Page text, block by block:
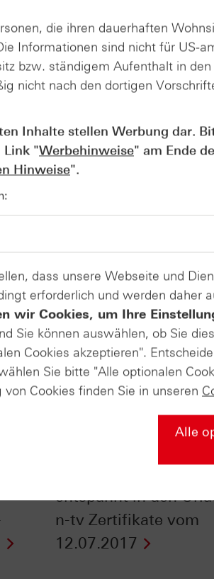
Blick ins Kleingedruckte:
bei Derivaten -
04.08.2026
entspannt in den
n-tv Zertifikate vom
12.07.2017
die ihren dauerhaften
Informationen sind nicht für US-
bzw. ständigem Aufenthalt in
nicht nach den dortigen
Inhalte stellen Werbung dar.
Link "Werbehinweise" am Ende
Hinweise".
dass unsere Webseite und
erforderlich und werden daher
wir Cookies, um Ihre
Sie können auswählen, ob Sie
Cookies akzeptieren".
Sie bitte "Alle optionalen
Cookies finden Sie in unseren
Alle